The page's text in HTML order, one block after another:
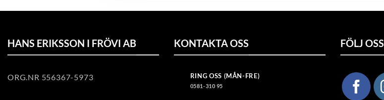
HANS ERIKSSON I FRÖVI AB
ORG.NR 556367-5973
KONTAKTA OSS
RING OSS (MÅN-FRE)
0581-310 95
FÖLJ OSS